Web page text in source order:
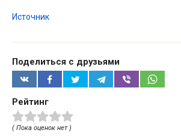
Источник
Поделиться с друзьями
Рейтинг
( Пока оценок нет )